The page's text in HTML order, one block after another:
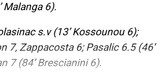
Malanga 6).
s.v (13’ Kossounou 6);
7, Zappacosta 6; Pasalic 6.5 (46’
7 (84’ Brescianini 6).